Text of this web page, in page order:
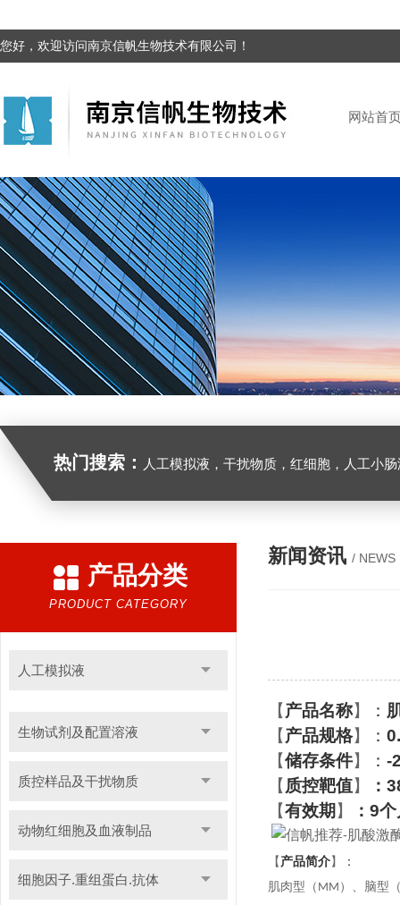
您好，欢迎访问南京信帆生物技术有限公司！
网站首
热门搜索： 人工模拟液，干扰物质，红细胞，人工小
产品分类
PRODUCT CATEGORY
人工模拟液
生物试剂及配置溶液
质控样品及干扰物质
动物红细胞及血液制品
细胞因子.重组蛋白.抗体
新闻资讯 / NEWS
【产品名称】 ：
【产品规格】 ：
【储存条件】 ： -
【 质控靶值】 ：
【有效期 】 ： 9个
【 产品简介】 ：
肌肉型（ MM ）、脑型